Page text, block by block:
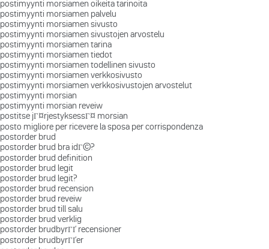
postimyynti morsiamen oikeita tarinoita
postimyynti morsiamen palvelu
postimyynti morsiamen sivusto
postimyynti morsiamen sivustojen arvostelu
postimyynti morsiamen tarina
postimyynti morsiamen tiedot
postimyynti morsiamen todellinen sivusto
postimyynti morsiamen verkkosivusto
postimyynti morsiamen verkkosivustojen arvostelut
postimyynti morsian
postimyynti morsian reveiw
postitse jГ¤rjestyksessГ¤ morsian
posto migliore per ricevere la sposa per corrispondenza
postorder brud
postorder brud bra idГ©?
postorder brud definition
postorder brud legit
postorder brud legit?
postorder brud recension
postorder brud reveiw
postorder brud till salu
postorder brud verklig
postorder brudbyrГҐ recensioner
postorder brudbyrГҐer